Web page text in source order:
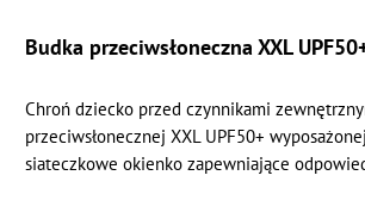
Budka przeciwsłoneczna XXL
Chroń dziecko przed czynnikami
przeciwsłonecznej XXL UPF50+
siateczkowe okienko zapewniające